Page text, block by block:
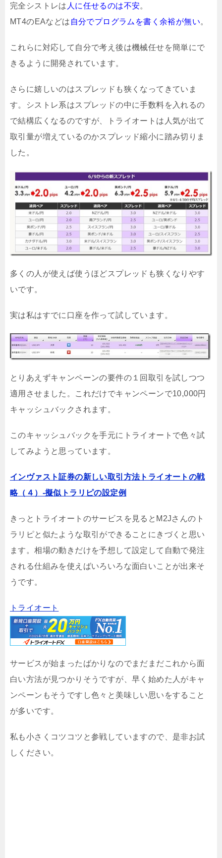
完全シストレは 人に任せるのは不安。
MT4のEAなどは 自分でプログラムを書く余裕が無い。
これらに対応して自分で考え後は機械任せを簡単にで
きるように開発されています。
さらに嬉しいのはスプレッドも狭くなってきていま
す。シストレ系はスプレッドの中に手数料を入れるの
で結構広くなるのですが、トライオートは人気が出て
取引量が増えているのかスプレッド縮小に踏み切りま
した。
多くの人が使えば使うほどスプレッドも狭くなりやす
いです。
実は私はすでに口座を作って試しています。
とりあえずキャンペーンの要件の１回取引を試しつつ
適用させました。これだけでキャンペーンで10,000円
キャッシュバックされます。
このキャッシュバックを手元にトライオートで色々試
してみようと思っています。
インヴァスト証券の新しい取引方法トライオートの戦
略（４）-擬似トラリピの設定例
きっとトライオートのサービスを見るとM2Jさんのト
ラリピと似たような取引ができることにきづくと思い
ます。相場の動きだけを予想して設定して自動で発注
される仕組みを使えばいろいろな面白いことが出来そ
うです。
トライオート
サービスが始まったばかりなのでまだまだこれから面
白い方法が見つかりそうですが、早く始めた人がキャ
ンペーンもそうですし色々と美味しい思いをすること
が多いです。
私も小さくコツコツと参戦していますので、是非お試
しください。